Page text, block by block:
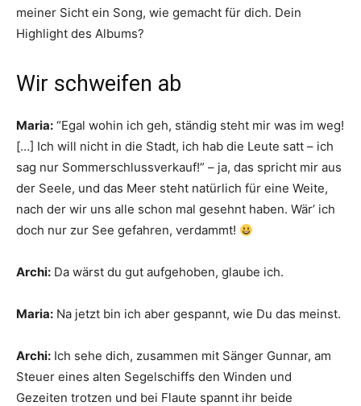
meiner Sicht ein Song, wie gemacht für dich. Dein
Highlight des Albums?
Wir schweifen ab
Maria: “Egal wohin ich geh, ständig steht mir was im weg!
[…] Ich will nicht in die Stadt, ich hab die Leute satt – ich
sag nur Sommerschlussverkauf!” – ja, das spricht mir aus
der Seele, und das Meer steht natürlich für eine Weite,
nach der wir uns alle schon mal gesehnt haben. Wär’ ich
doch nur zur See gefahren, verdammt!
Archi: Da wärst du gut aufgehoben, glaube ich.
Maria: Na jetzt bin ich aber gespannt, wie Du das meinst.
Archi: Ich sehe dich, zusammen mit Sänger Gunnar, am
Steuer eines alten Segelschiffs den Winden und
Gezeiten trotzen und bei Flaute spannt ihr beide